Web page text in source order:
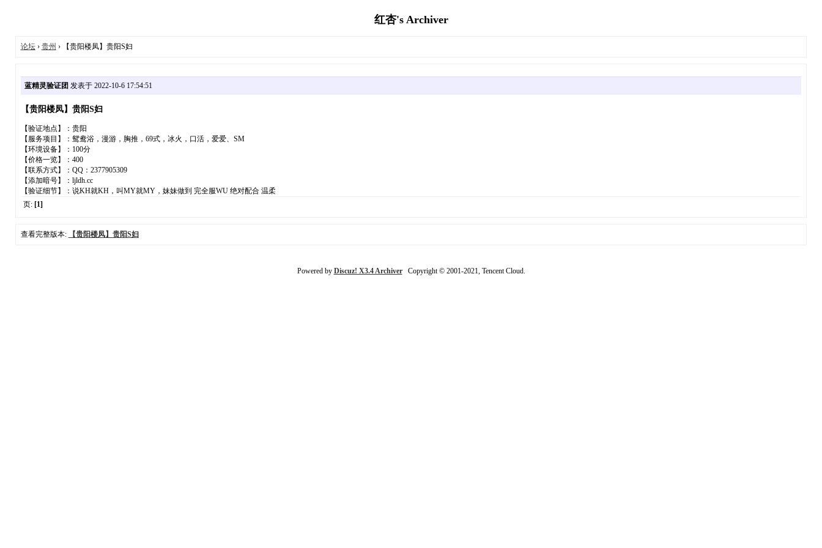
红杏's Archiver
论坛› 贵州 › 【贵阳楼凤】贵阳S妇
蓝精灵验证团 发表于 2022-10-6 17:54:51
【贵阳楼凤】贵阳S妇
【验证地点】：贵阳
【服务项目】：鸳鸯浴，漫游，胸推，69式，冰火，口活，爱爱、SM
【环境设备】：100分
【价格一览】：400
【联系方式】：QQ：2377905309
【添加暗号】：ljldh.cc
【验证细节】：说KH就KH，叫MY就MY，妹妹做到 完全服WU 绝对配合 温柔
页: [1]
查看完整版本: 【贵阳楼凤】贵阳S妇
Powered by Discuz! X3.4 ArchiverCopyright © 2001-2021, Tencent Cloud.